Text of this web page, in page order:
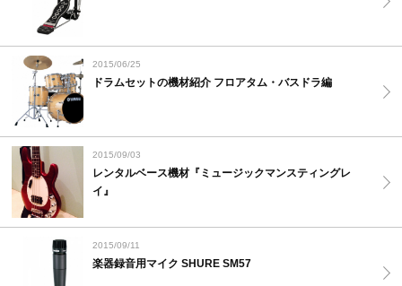
2015/06/25
ドラムセットの機材紹介 フロアタム・バスドラ編
2015/09/03
レンタルベース機材『ミュージックマンスティングレ
イ』
2015/09/11
楽器録音用マイク SHURE SM57